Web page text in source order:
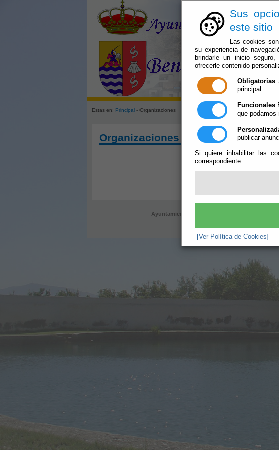
Sus
este sitio
Las cookies
su experiencia de
brindarle un inicio
ofrecerle contenido
Obligatorias
principal.
Funcionales
que podamos
publicar
Si quiere inhabilitar las
correspondiente.
[Ver Política de Cookies]
Estas en: Principal- Organizaciones
Organizaciones
Ayuntamiento de Bentarique (P-0402800-G)
-